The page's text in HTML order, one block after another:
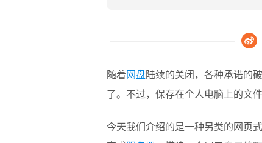
随着网盘陆续的关闭，各种承诺的
了。不过，保存在个人电脑上的文
今天我们介绍的是一种另类的网页